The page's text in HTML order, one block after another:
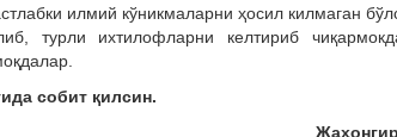
илмий кўникмаларни ҳосил килмаган
турли ихтилофларни келтириб
собит қилсин.